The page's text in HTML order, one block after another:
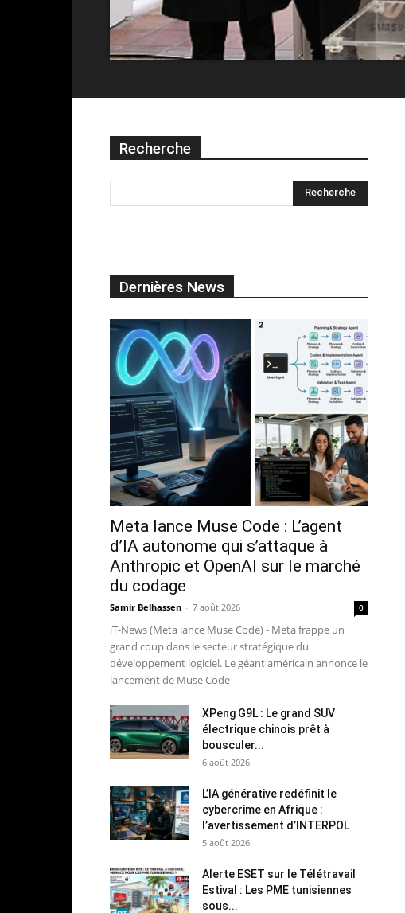
Recherche
Dernières News
Meta lance Muse Code : L’agent
d’IA autonome qui s’attaque à
Anthropic et OpenAI sur le marché
du codage
Samir Belhassen - 7 août 2026 0
iT-News (Meta lance Muse Code) - Meta frappe un
grand coup dans le secteur stratégique du
développement logiciel. Le géant américain annonce le
lancement de Muse Code
XPeng G9L : Le grand SUV
électrique chinois prêt à
bousculer...
6 août 2026
L’IA générative redéfinit le
cybercrime en Afrique :
l’avertissement d’INTERPOL
5 août 2026
Alerte ESET sur le Télétravail
Estival : Les PME tunisiennes
sous...